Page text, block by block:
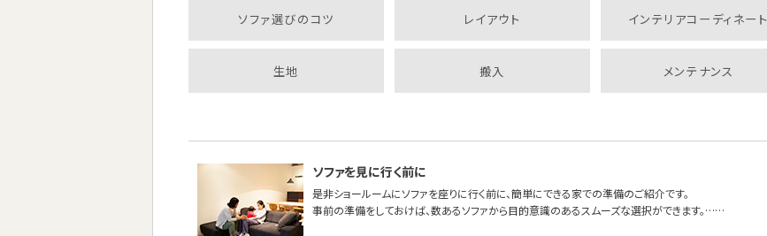
ソファ選びのコツ レイアウト インテリアコーディネート
生地 搬入 メンテナンス
ソファを見に行く前に
是非ショールームにソファを座りに行く前に、簡単にできる家での準備のご紹介です。
事前の準備をしておけば、数あるソファから目的意識のあるスムーズな選択ができます。……